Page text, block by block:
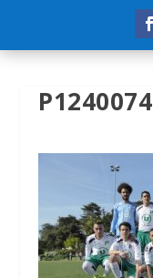
P1240074